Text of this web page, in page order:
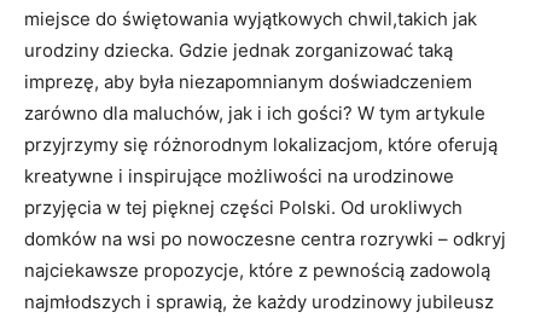
miejsce do świętowania wyjątkowych chwil,takich ⁤jak
urodziny ⁢dziecka. Gdzie jednak ​zorganizować taką
imprezę, aby była niezapomnianym⁢ doświadczeniem
zarówno dla maluchów, ⁢jak i⁤ ich gości? ‍W tym artykule
przyjrzymy się różnorodnym lokalizacjom, które oferują
kreatywne i inspirujące możliwości na⁤ urodzinowe
przyjęcia w tej ‍pięknej części⁢ Polski. Od urokliwych‍
domków na wsi⁣ po nowoczesne centra rozrywki – odkryj
najciekawsze propozycje, które⁢ z pewnością zadowolą
najmłodszych i sprawią, że‍ każdy⁤ urodzinowy jubileusz⁤